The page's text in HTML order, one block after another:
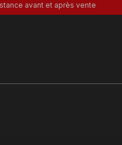
avant et après vente